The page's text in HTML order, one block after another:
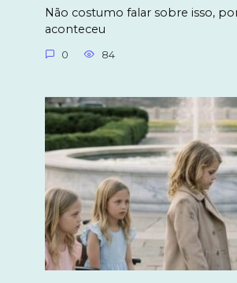
Não costumo falar sobre isso,
aconteceu
0 84